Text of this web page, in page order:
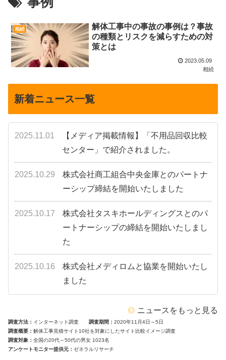
相続
解体工事中の事故の事例は？事故
の種類とリスクを減らすための対
策とは
2023.05.09
相続
新着ニュース一覧
2025.11.01
【メディア掲載情報】「不用品回収比較
センター」で紹介されました。
2025.10.29
株式会社商工組合中央金庫とのパートナ
ーシップ締結を開始いたしました
2025.10.17
株式会社タスキホールディングスとのパ
ートナーシップの締結を開始いたしまし
た
2025.10.16
株式会社メディロムと協業を開始いたし
ました
ニュースをもっと見る
調査方法 インターネット調査 調査期間
2020年11月4日～5日
調査概要
解体工事見積サイト10社を対象にしたサイト比較イメージ調査
調査対象
全国の20代～50代の男女 1023名
アンケートモニター提供元
ゼネラルリサーチ